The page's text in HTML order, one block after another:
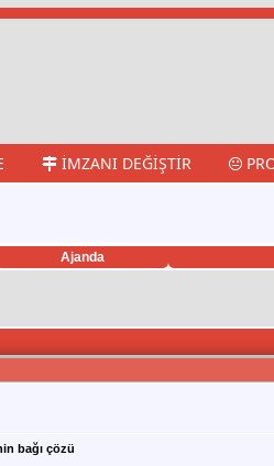
İMZANI DEĞIŞTIR
Ajanda
bağı çözü